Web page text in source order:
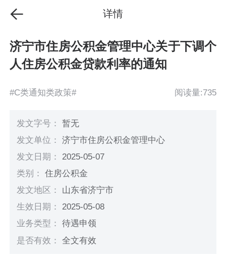
详情
济宁市住房公积金管理中心关于下调个
人住房公积金贷款利率的通知
#C类通知类政策# 阅读量:735
发文字号：暂无
发文单位：济宁市住房公积金管理中心
发文日期： 2025-05-07
类别：住房公积金
发文地区： 山东省济宁市
生效日期： 2025-05-08
业务类型：待遇申领
是否有效：全文有效